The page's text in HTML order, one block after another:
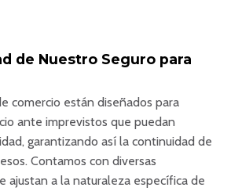
de Nuestro Seguro para
comercio están diseñados para
ante imprevistos que puedan
garantizando así la continuidad de
Contamos con diversas
ajustan a la naturaleza específica de